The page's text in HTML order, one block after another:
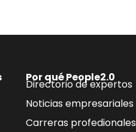
Por qué People2.0
Directorio de expertos
Noticias empresariales
Carreras profedionales